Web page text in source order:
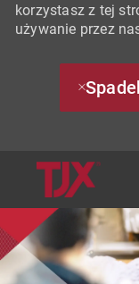
korzystasz z tej
używanie przez